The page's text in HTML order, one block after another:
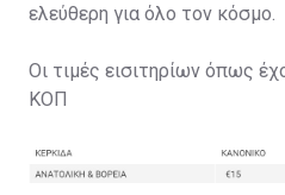
ελεύθερη για όλο τον κόσμο.
Οι τιμές εισιτηρίων όπως
ΚΟΠ